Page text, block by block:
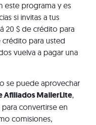
este programa y es
si invitas a tus
20 $ de crédito para
crédito para usted
vuelva a pagar una
se puede aprovechar
Afiliados MailerLite,
convertirse en
comisiones,